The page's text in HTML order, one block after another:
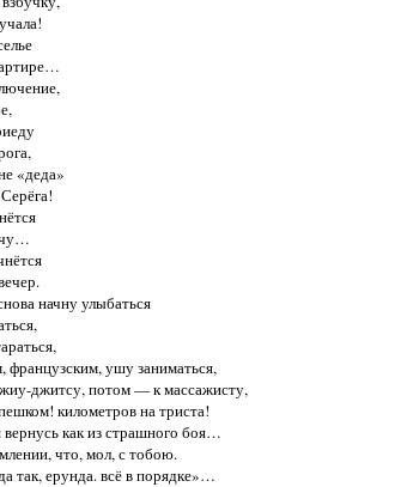
«деда»
начну улыбаться
французским, ушу заниматься,
джитсу, потом — к массажисту,
километров на триста!
как из страшного боя…
что, мол, с тобою.
так, ерунда. всё в порядке»…